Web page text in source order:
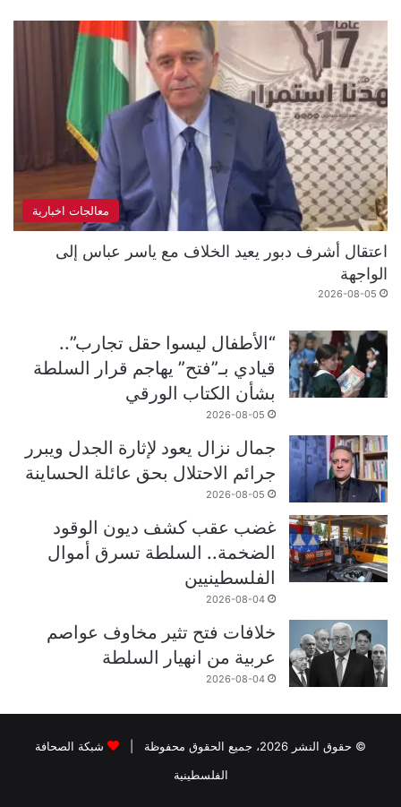
معالجات اخبارية
اعتقال أشرف دبور يعيد الخلاف مع ياسر عباس إلى
الواجهة
2026-08-05
“الأطفال ليسوا حقل تجارب”..
قيادي بـ”فتح” يهاجم قرار السلطة
بشأن الكتاب الورقي
2026-08-05
جمال نزال يعود لإثارة الجدل ويبرر
جرائم الاحتلال بحق عائلة الحساينة
2026-08-05
غضب عقب كشف ديون الوقود
الضخمة.. السلطة تسرق أموال
الفلسطينيين
2026-08-04
خلافات فتح تثير مخاوف عواصم
عربية من انهيار السلطة
2026-08-04
© حقوق النشر 2026، جميع الحقوق محفوظة |
شبكة الصحافة
الفلسطينية